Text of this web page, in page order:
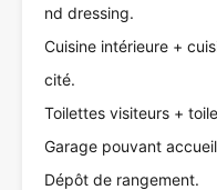
nd dressing.
Cuisine intérieure +
cité.
Toilettes visiteurs +
Garage pouvant
Dépôt de rangement.